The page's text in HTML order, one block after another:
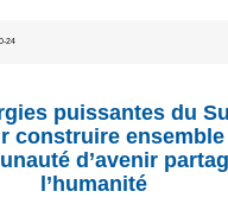
24
puissantes du
construire ensemble
d’avenir
l’humanité